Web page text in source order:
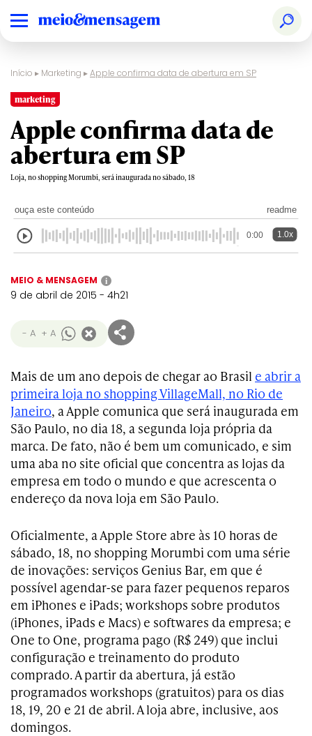
Início ▸ Marketing ▸Apple confirma data de abertura em SP
marketing
Apple confirma data de
abertura em SP
Loja, no shopping Morumbi, será inaugurada no sábado, 18
ouça este conteúdo readme
0:00 1.0x
MEIO & MENSAGEM i
9 de abril de 2015 - 4h21
- A + A
Mais de um ano depois de chegar ao Brasil e abrir a
primeira loja no shopping VillageMall, no Rio de
Janeiro, a Apple comunica que será inaugurada em
São Paulo, no dia 18, a segunda loja própria da
marca. De fato, não é bem um comunicado, e sim
uma aba no site oficial que concentra as lojas da
empresa em todo o mundo e que acrescenta o
endereço da nova loja em São Paulo.
Oficialmente, a Apple Store abre às 10 horas de
sábado, 18, no shopping Morumbi com uma série
de inovações: serviços Genius Bar, em que é
possível agendar-se para fazer pequenos reparos
em iPhones e iPads; workshops sobre produtos
(iPhones, iPads e Macs) e softwares da empresa; e
One to One, programa pago (R$ 249) que inclui
configuração e treinamento do produto
comprado. A partir da abertura, já estão
programados workshops (gratuitos) para os dias
18, 19, 20 e 21 de abril. A loja abre, inclusive, aos
domingos.